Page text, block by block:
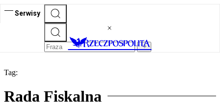
Serwisy
Tag:
Rada Fiskalna